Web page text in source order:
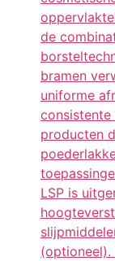
de
bramen
uniforme
producten
LSP is